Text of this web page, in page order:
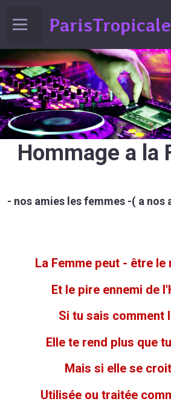
Hommage a la
- nos amies les femmes -( a nos
La Femme peut - être le
Et le pire ennemi de
Si tu sais comment
Elle te rend plus que
Mais si elle se
Utilisée ou traitée